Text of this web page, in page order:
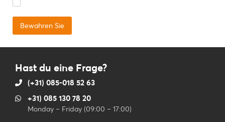
Hast du eine Frage?
(+31) 085-018 52 63
+31) 085 130 78 20
Monday – Friday (09:00 – 17:00)